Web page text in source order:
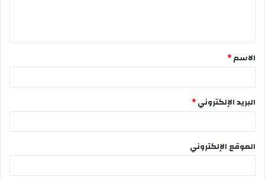
ق
*
الاسم*
البريد الإلكتروني*
الموقع الإلكتروني